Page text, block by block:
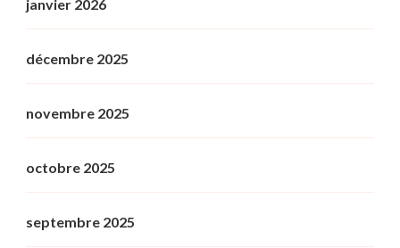
janvier 2026
décembre 2025
novembre 2025
octobre 2025
septembre 2025